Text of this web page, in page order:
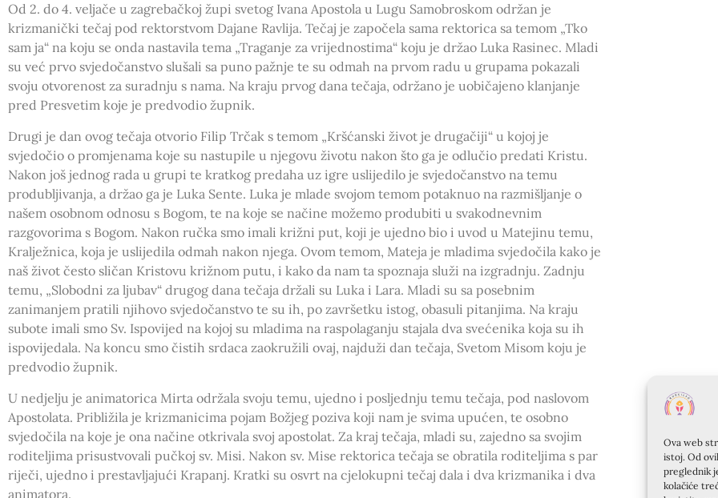
Ova web
istoj. Od
preglednik
kolačiće
Od 2. do 4. veljače u zagrebačkoj župi svetog Ivana Apostola u Lugu Samobroskom održan je
krizmanički tečaj pod rektorstvom Dajane Ravlija. Tečaj je započela sama rektorica sa temom „Tko
sam ja“ na koju se onda nastavila tema „Traganje za vrijednostima“ koju je držao Luka Rasinec. Mladi
su već prvo svjedočanstvo slušali sa puno pažnje te su odmah na prvom radu u grupama pokazali
svoju otvorenost za suradnju s nama. Na kraju prvog dana tečaja, održano je uobičajeno klanjanje
pred Presvetim koje je predvodio župnik.
Drugi je dan ovog tečaja otvorio Filip Trčak s temom „Kršćanski život je drugačiji“ u kojoj je
svjedočio o promjenama koje su nastupile u njegovu životu nakon što ga je odlučio predati Kristu.
Nakon još jednog rada u grupi te kratkog predaha uz igre uslijedilo je svjedočanstvo na temu
produbljivanja, a držao ga je Luka Sente. Luka je mlade svojom temom potaknuo na razmišljanje o
našem osobnom odnosu s Bogom, te na koje se načine možemo produbiti u svakodnevnim
razgovorima s Bogom. Nakon ručka smo imali križni put, koji je ujedno bio i uvod u Matejinu temu,
Kralježnica, koja je uslijedila odmah nakon njega. Ovom temom, Mateja je mladima svjedočila kako je
naš život često sličan Kristovu križnom putu, i kako da nam ta spoznaja služi na izgradnju. Zadnju
temu, „Slobodni za ljubav“ drugog dana tečaja držali su Luka i Lara. Mladi su sa posebnim
zanimanjem pratili njihovo svjedočanstvo te su ih, po završetku istog, obasuli pitanjima. Na kraju
subote imali smo Sv. Ispovijed na kojoj su mladima na raspolaganju stajala dva svećenika koja su ih
ispovijedala. Na koncu smo čistih srdaca zaokružili ovaj, najduži dan tečaja, Svetom Misom koju je
predvodio župnik.
U nedjelju je animatorica Mirta održala svoju temu, ujedno i posljednju temu tečaja, pod naslovom
Apostolata. Približila je krizmanicima pojam Božjeg poziva koji nam je svima upućen, te osobno
svjedočila na koje je ona načine otkrivala svoj apostolat. Za kraj tečaja, mladi su, zajedno sa svojim
roditeljima prisustvovali pučkoj sv. Misi. Nakon sv. Mise rektorica tečaja se obratila roditeljima s par
riječi, ujedno i prestavljajući Krapanj. Kratki su osvrt na cjelokupni tečaj dala i dva krizmanika i dva
animatora.